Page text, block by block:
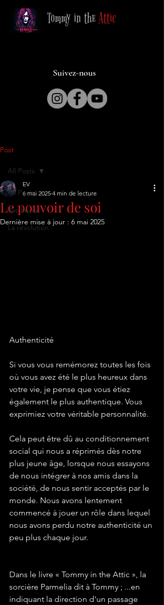
Tommy in the Attic
Suivez-nous
Post
All Posts
Vos Rêves
La révolution
All Posts
Le pouvoir de soi
EV
6 mai 2025 4 min de lecture
Dernière mise à jour : 6 mai 2025
Authenticité
Si vous vous remémorez toutes les fois
où vous avez été le plus heureux dans
votre vie, je pense que vous étiez
également le plus authentique. Vous
exprimiez votre véritable personnalité.
Cela peut être dû au conditionnement
social qui nous a réprimés dès notre
plus jeune âge, lorsque nous essayons
de nous intégrer à nos amis dans la
société, de nous sentir acceptés par le
monde. Nous avons lentement
commencé à jouer un rôle dans lequel
nous avons perdu notre authenticité un
peu plus chaque jour.
Dans le livre « Tommy in the Attic », la
sorcière Parmelia dit à Tommy ; ...en
indiquant la direction d'un passage